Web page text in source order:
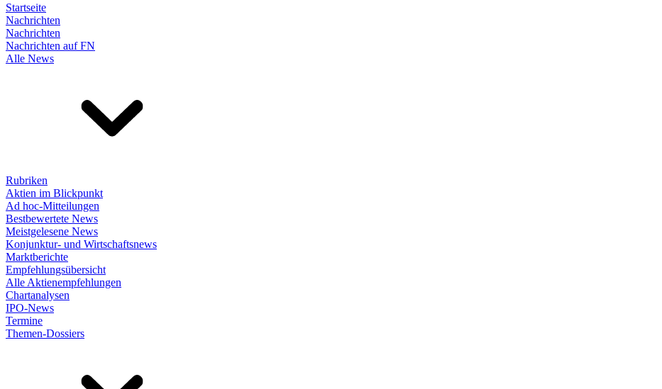
Startseite
Nachrichten
Nachrichten
Nachrichten auf FN
Alle News
Rubriken
Aktien im Blickpunkt
Ad hoc-Mitteilungen
Bestbewertete News
Meistgelesene News
Konjunktur- und Wirtschaftsnews
Marktberichte
Empfehlungsübersicht
Alle Aktienempfehlungen
Chartanalysen
IPO-News
Termine
Themen-Dossiers